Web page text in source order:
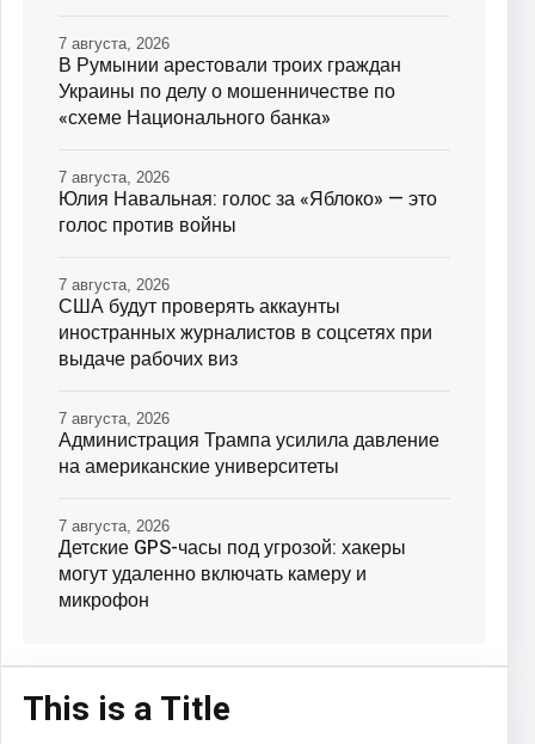
В Румынии арестовали троих граждан
Украины по делу о мошенничестве по
«схеме Национального банка»
7 августа, 2026
Юлия Навальная: голос за «Яблоко» — это
голос против войны
7 августа, 2026
США будут проверять аккаунты
иностранных журналистов в соцсетях при
выдаче рабочих виз
7 августа, 2026
Администрация Трампа усилила давление
на американские университеты
7 августа, 2026
Детские GPS-часы под угрозой: хакеры
могут удаленно включать камеру и
микрофон
7 августа, 2026
This is a Title